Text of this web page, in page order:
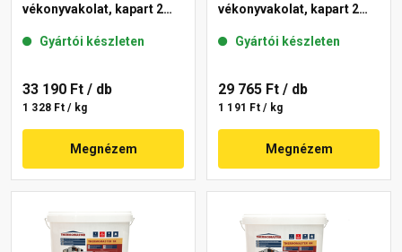
vékonyvakolat, kapart 2
Gyártói készleten
33 190 Ft / db
1 328 Ft / kg
Megnézem
vékonyvakolat, kapart 2
Gyártói készleten
29 765 Ft / db
1 191 Ft / kg
Megnézem